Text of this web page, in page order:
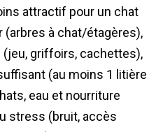
attractif pour un chat
(arbres à chat/étagères),
(jeu, griffoirs, cachettes),
(au moins 1 litière
eau et nourriture
stress (bruit, accès